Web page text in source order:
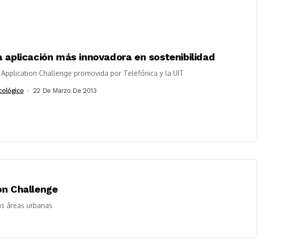
aplicación más innovadora en sostenibilidad
Application Challenge promovida por Telefónica y la UIT
22 De Marzo De 2013
Challenge
áreas urbanas